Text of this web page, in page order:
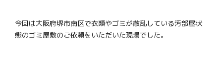
今回は大阪府堺市南区で衣類やゴミが散乱している汚部屋状
態のゴミ屋敷のご依頼をいただいた現場でした。